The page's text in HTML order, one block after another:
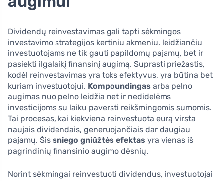
Dividendų reinvestavimas gali tapti sėkmingos
investavimo strategijos kertiniu akmeniu, leidžiančiu
investuotojams ne tik gauti papildomų pajamų, bet ir
pasiekti ilgalaikį finansinį augimą. Suprasti priežastis,
kodėl reinvestavimas yra toks efektyvus, yra būtina bet
kuriam investuotojui. Kompoundingas arba pelno
augimas nuo pelno leidžia net ir nedidelėms
investicijoms su laiku paversti reikšmingomis sumomis.
Tai procesas, kai kiekviena reinvestuota eurą virsta
naujais dividendais, generuojančiais dar daugiau
pajamų. Šis sniego gniūžtės efektas yra vienas iš
pagrindinių finansinio augimo dėsnių.
Norint sėkmingai reinvestuoti dividendus, investuotojai